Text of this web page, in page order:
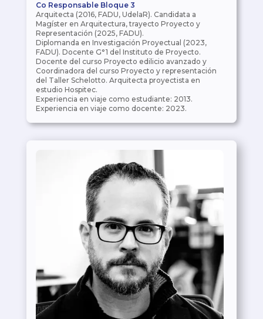
Co Responsable Bloque 3
Arquitecta (2016, FADU, UdelaR). Candidata a
Magíster en Arquitectura, trayecto Proyecto y
Representación (2025, FADU).
Diplomanda en Investigación Proyectual (2023,
FADU). Docente G°1 del Instituto de Proyecto.
Docente del curso Proyecto edilicio avanzado y
Coordinadora del curso Proyecto y representación
del Taller Schelotto. Arquitecta proyectista en
estudio Hospitec.
Experiencia en viaje como estudiante: 2013.
Experiencia en viaje como docente: 2023.